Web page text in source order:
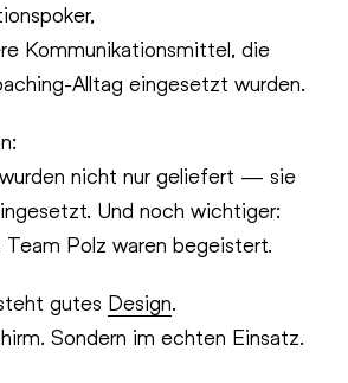
Kommunikationsmittel, die
Alltag eingesetzt wurden.
nicht nur geliefert — sie
Und noch wichtiger:
Team Polz waren begeistert.
gutes Design.
Sondern im echten Einsatz.